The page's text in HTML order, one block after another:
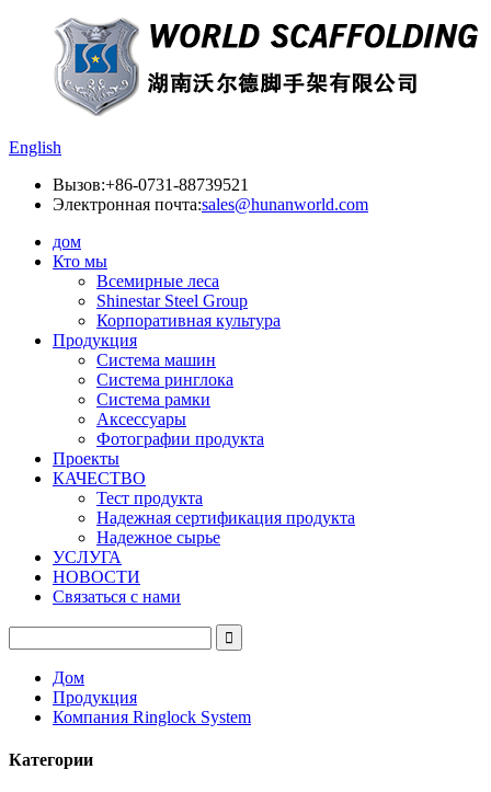
English
Вызов:+86-0731-88739521
Электронная почта:sales@hunanworld.com
дом
Кто мы
Всемирные леса
Shinestar Steel Group
Корпоративная культура
Продукция
Система машин
Система ринглока
Система рамки
Аксессуары
Фотографии продукта
Проекты
КАЧЕСТВО
Тест продукта
Надежная сертификация продукта
Надежное сырье
УСЛУГА
НОВОСТИ
Связаться с нами
Дом
Продукция
Компания Ringlock System
Категории